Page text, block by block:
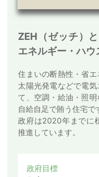
ZEH（ゼッチ）
エネルギー・ハウ
住まいの断熱性・省
太陽光発電などで電
て、空調・給油・照
自給自足で賄う住宅で
政府は2020年までに
推進しています。
政府目標